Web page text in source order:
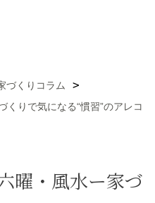
づくりコラム
りで気になる“慣習”のアレコ
曜・風水ー家づ